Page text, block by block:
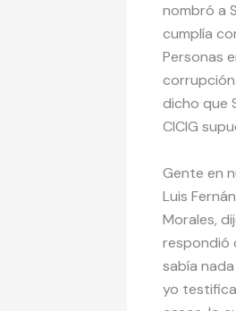
nombró a
cumplía
Personas
dicho que
CICIG
Gente en
Luis
Morales,
respondió
sabía
yo